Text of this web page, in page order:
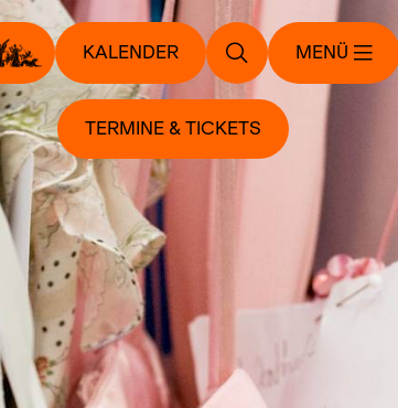
KALENDER MENÜ
TERMINE & TICKETS